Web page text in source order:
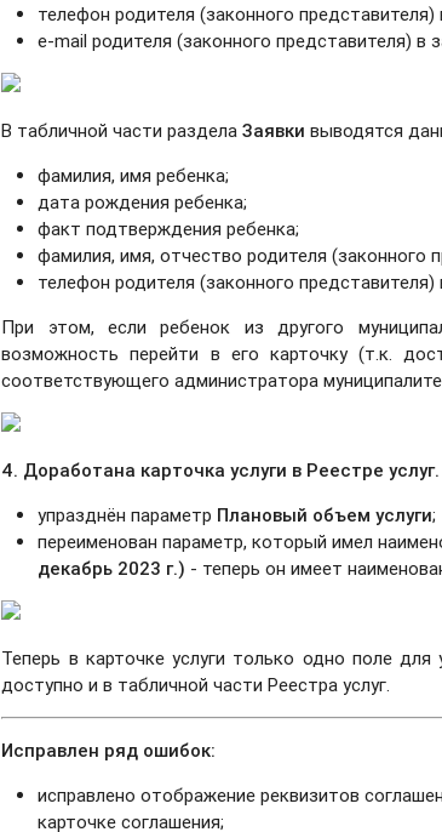
телефон родителя (законного
e-mail родителя (законного представителя) в
В табличной части разделаЗаявки выводятся
фамилия, имя ребенка;
дата рождения ребенка;
факт подтверждения ребенка;
фамилия, имя, отчество родителя (законного
телефон родителя (законного
При этом, если ребенок из другого
возможность перейти в его карточку (т.к.
соответствующего администратора
4. Доработана карточка услуги в Реестре
упразднён параметр Плановый объем услуги;
переименован параметр, который имел
декабрь 2023 г.) - теперь он имеет
Теперь в карточке услуги только одно поле
доступно и в табличной части Реестра услуг.
Исправлен ряд ошибок:
исправлено отображение реквизитов
карточке соглашения;